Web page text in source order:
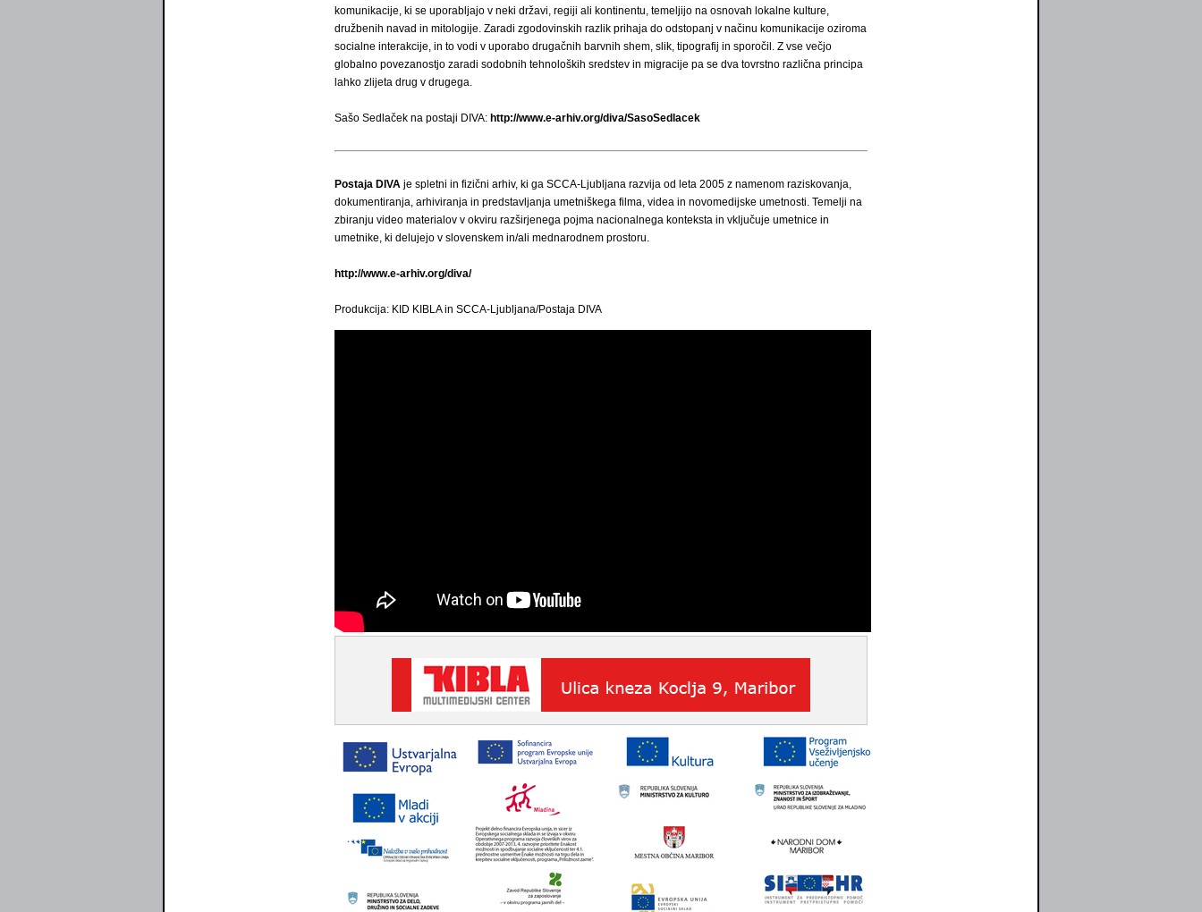
komunikacije, ki se uporabljajo v neki državi, regiji ali kontinentu, temeljijo na osnovah lokalne kulture,
družbenih navad in mitologije. Zaradi zgodovinskih razlik prihaja do odstopanj v načinu komunikacije oziroma
socialne interakcije, in to vodi v uporabo drugačnih barvnih shem, slik, tipografij in sporočil. Z vse večjo
globalno povezanostjo zaradi sodobnih tehnoloških sredstev in migracije pa se dva tovrstno različna principa
lahko zlijeta drug v drugega.
Sašo Sedlaček na postaji DIVA: http://www.e-arhiv.org/diva/SasoSedlacek
Postaja DIVA je spletni in fizični arhiv, ki ga SCCA-Ljubljana razvija od leta 2005 z namenom raziskovanja,
dokumentiranja, arhiviranja in predstavljanja umetniškega filma, videa in novomedijske umetnosti. Temelji na
zbiranju video materialov v okviru razširjenega pojma nacionalnega konteksta in vključuje umetnice in
umetnike, ki delujejo v slovenskem in/ali mednarodnem prostoru.
http://www.e-arhiv.org/diva/
Produkcija: KID KIBLA in SCCA-Ljubljana/Postaja DIVA